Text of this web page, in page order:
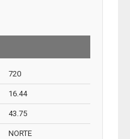
720
16.44
43.75
NORTE